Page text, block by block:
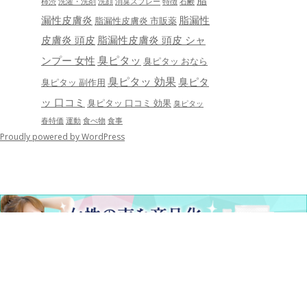
漏性皮膚炎 脂漏性皮膚炎 市販薬 脂漏性
皮膚炎 頭皮 脂漏性皮膚炎 頭皮 シャ
ンプー 女性 臭ピタッ 臭ピタッ おなら
臭ピタッ 副作用 臭ピタッ 効果臭ピタ
ッ 口コミ 臭ピタッ 口コミ 効果 臭ピタッ
春特価 運動 食べ物 食事
Proudly powered by WordPress